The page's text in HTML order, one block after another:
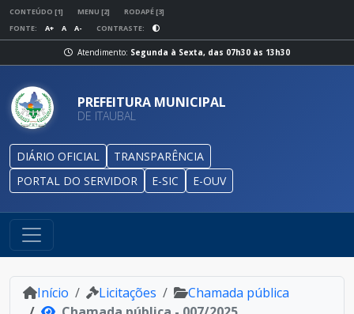
CONTEÚDO [1] MENU [2]
RODAPÉ [3]
FONTE:
A+ A A- CONTRASTE:
Atendimento: Segunda à Sexta, das 07h30 às 13h30
PREFEITURA MUNICIPAL
DE ITAUBAL
DIÁRIO OFICIAL
TRANSPARÊNCIA
PORTAL DO SERVIDOR
E-SIC E-OUV
Início Licitações
Chamada pública